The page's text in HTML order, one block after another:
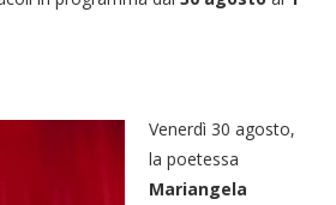
Venerdì 30 agosto,
la poetessa
Mariangela